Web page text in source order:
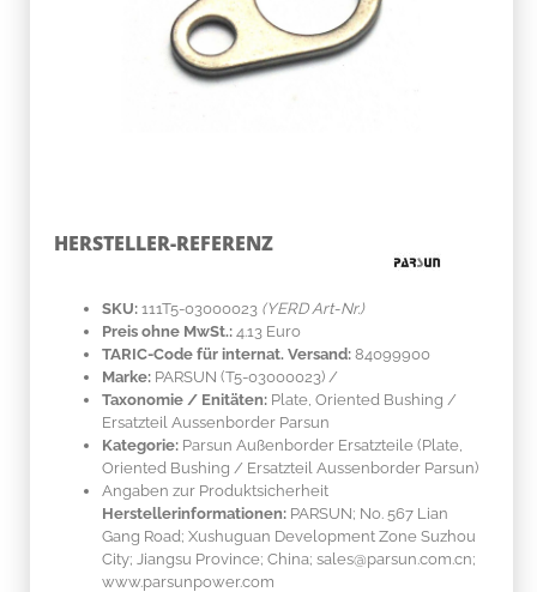
HERSTELLER-REFERENZ
SKU: 111T5-03000023 (YERD Art-Nr.)
Preis ohne MwSt.: 4.13 Euro
TARIC-Code für internat. Versand: 84099900
Marke: PARSUN (T5-03000023) /
Taxonomie / Enitäten: Plate, Oriented Bushing /
Ersatzteil Aussenborder Parsun
Kategorie: Parsun Außenborder Ersatzteile (Plate,
Oriented Bushing / Ersatzteil Aussenborder Parsun)
Angaben zur Produktsicherheit
Herstellerinformationen: PARSUN; No. 567 Lian
Gang Road; Xushuguan Development Zone Suzhou
City; Jiangsu Province; China; sales@parsun.com.cn;
www.parsunpower.com